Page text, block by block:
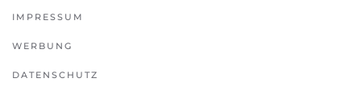
IMPRESSUM
WERBUNG
DATENSCHUTZ